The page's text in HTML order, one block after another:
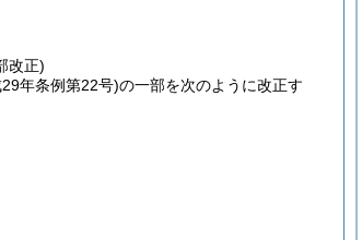
改正)
年条例第22号)の一部を次のように改正す